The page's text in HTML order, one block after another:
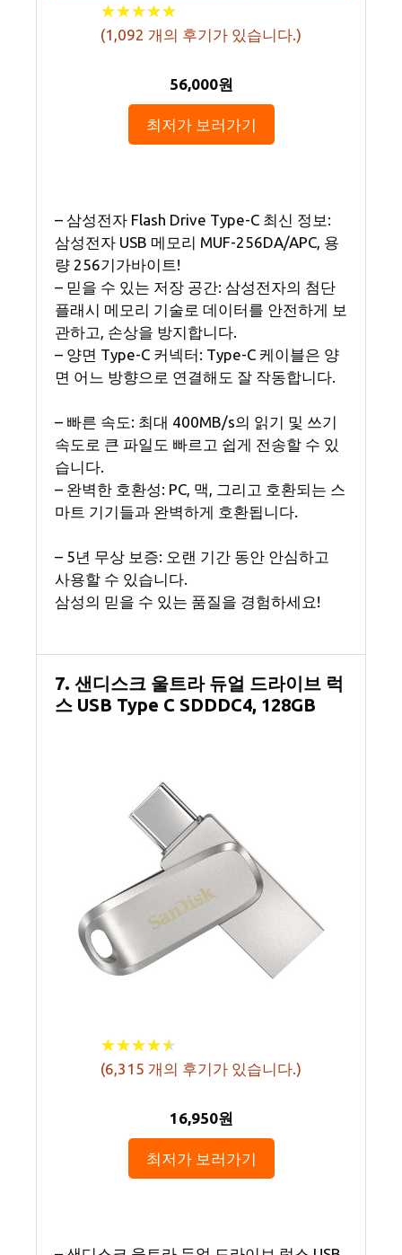
★★★★★
★★★★★
(1,092 개의 후기가 있습니다.)
56,000원
최저가 보러가기
– 삼성전자 Flash Drive Type-C 최신 정보:
삼성전자 USB 메모리 MUF-256DA/APC, 용
량 256기가바이트!
– 믿을 수 있는 저장 공간: 삼성전자의 첨단
플래시 메모리 기술로 데이터를 안전하게 보
관하고, 손상을 방지합니다.
– 양면 Type-C 커넥터: Type-C 케이블은 양
면 어느 방향으로 연결해도 잘 작동합니다.
– 빠른 속도: 최대 400MB/s의 읽기 및 쓰기
속도로 큰 파일도 빠르고 쉽게 전송할 수 있
습니다.
– 완벽한 호환성: PC, 맥, 그리고 호환되는 스
마트 기기들과 완벽하게 호환됩니다.
– 5년 무상 보증: 오랜 기간 동안 안심하고
사용할 수 있습니다.
삼성의 믿을 수 있는 품질을 경험하세요!
7. 샌디스크 울트라 듀얼 드라이브 럭
스 USB Type C SDDDC4, 128GB
★★★★★
★★★★★
(6,315 개의 후기가 있습니다.)
16,950원
최저가 보러가기